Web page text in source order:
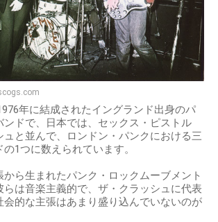
年に結成されたイングランド出身のパ
ンドで、日本では、セックス・ピストル
ュと並んで、ロンドン・パンクにおける三
1つに数えられています。
ら生まれたパンク・ロックムーブメント
らは音楽主義的で、ザ・クラッシュに代表
会的な主張はあまり盛り込んでいないのが